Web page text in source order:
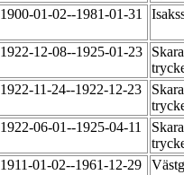
1900-01-02--1981-01-31
1922-12-08--1925-01-23
1922-11-24--1922-12-23
1922-06-01--1925-04-11
1911-01-02--1961-12-29